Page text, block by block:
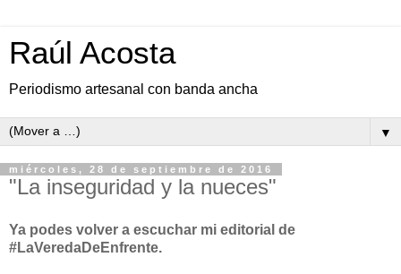
Raúl Acosta
Periodismo artesanal con banda ancha
▼
miércoles, 28 de septiembre de 2016
"La inseguridad y la nueces"
Ya podes volver a escuchar mi editorial de
#LaVeredaDeEnfrente.